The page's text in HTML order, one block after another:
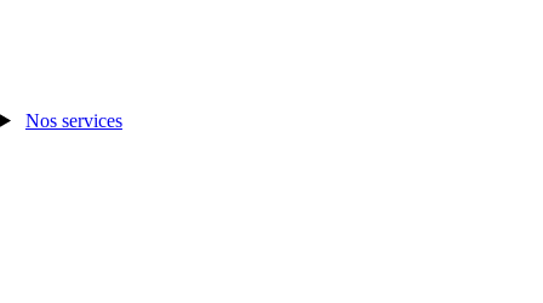
Nos services